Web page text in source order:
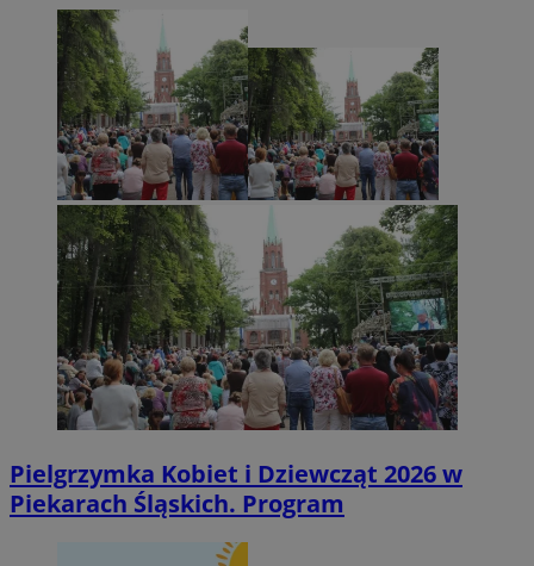
Pielgrzymka Kobiet i Dziewcząt 2026 w
Piekarach Śląskich. Program